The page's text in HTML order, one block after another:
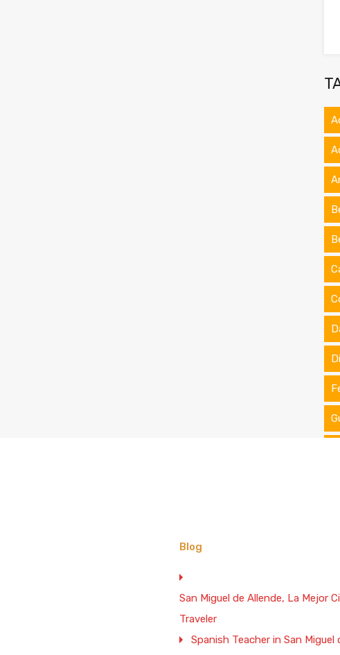
Blog
San Miguel de Allende, La Mejor
Traveler
Spanish Teacher in San Miguel